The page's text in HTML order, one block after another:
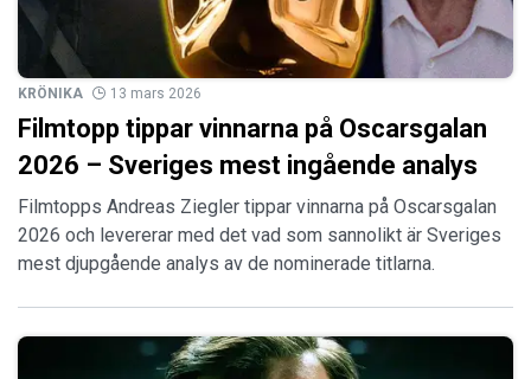
KRÖNIKA 13 mars 2026
Filmtopp tippar vinnarna på Oscarsgalan
2026 – Sveriges mest ingående analys
Filmtopps Andreas Ziegler tippar vinnarna på Oscarsgalan
2026 och levererar med det vad som sannolikt är Sveriges
mest djupgående analys av de nominerade titlarna.